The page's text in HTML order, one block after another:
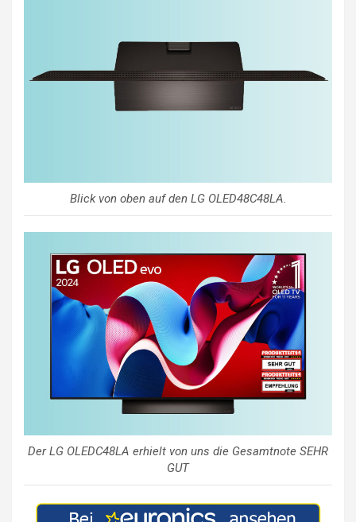
Blick von oben auf den LG OLED48C48LA.
Der LG OLEDC48LA erhielt von uns die Gesamtnote SEHR
GUT